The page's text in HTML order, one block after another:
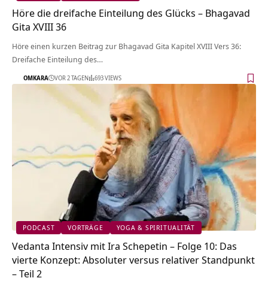
Höre die dreifache Einteilung des Glücks – Bhagavad
Gita XVIII 36
Höre einen kurzen Beitrag zur Bhagavad Gita Kapitel XVIII Vers 36:
Dreifache Einteilung des…
OMKARA VOR 2 TAGEN 693 VIEWS
PODCAST VORTRÄGE YOGA & SPIRITUALITÄT
Vedanta Intensiv mit Ira Schepetin – Folge 10: Das
vierte Konzept: Absoluter versus relativer Standpunkt
– Teil 2